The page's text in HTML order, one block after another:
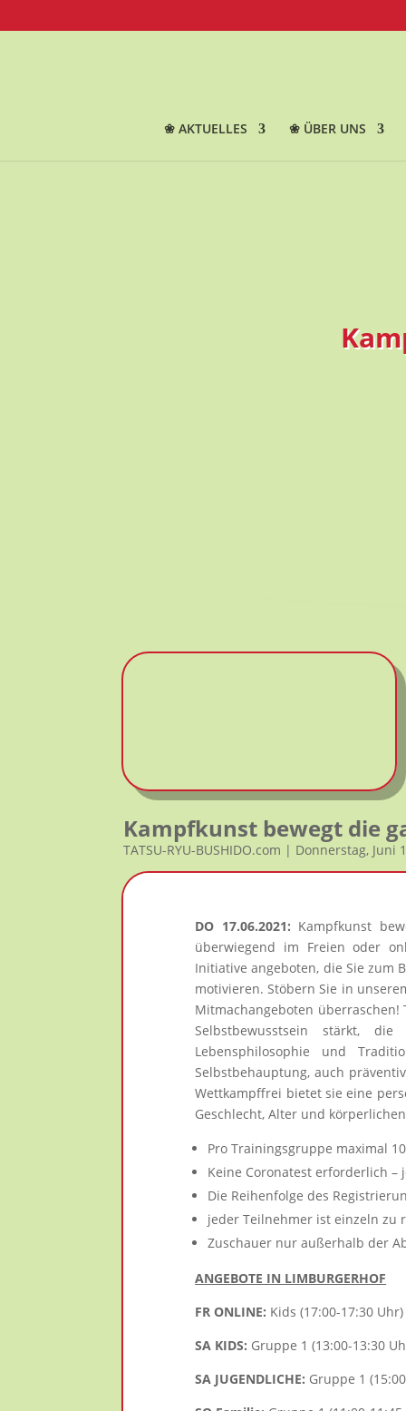
❀ AKTUELLES ❀ ÜBER UNS
Kampfkunst bewegt die
TATSU-RYU-BUSHIDO.com | Donnerstag, Juni
DO 17.06.2021: Kampfkunst
überwiegend im Freien oder
Initiative angeboten, die Sie zum
motivieren. Stöbern Sie in
Mitmachangeboten
Selbstbewusstsein stärkt,
Lebensphilosophie und
Selbstbehauptung, auch
Wettkampffrei bietet sie eine
Geschlecht, Alter und
Pro Trainingsgruppe maximal
Keine Coronatest erforderlich
Die Reihenfolge des
jeder Teilnehmer ist einzeln zu
Zuschauer nur außerhalb der
ANGEBOTE IN LIMBURGERHOF
FR ONLINE: Kids (17:00-17:30
SA KIDS: Gruppe 1 (13:00-13:30
SA JUGENDLICHE: Gruppe 1